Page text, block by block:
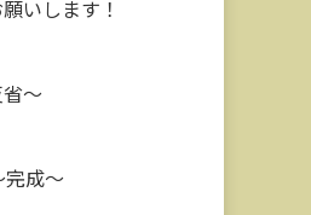
いします！
省～
成～